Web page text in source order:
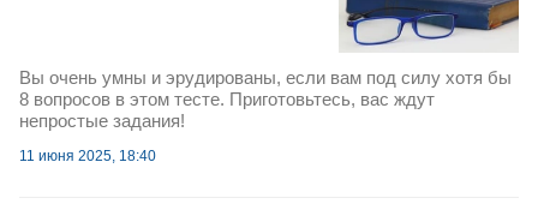
Вы очень умны и эрудированы, если вам под силу хотя бы
8 вопросов в этом тесте. Приготовьтесь, вас ждут
непростые задания!
11 июня 2025, 18:40